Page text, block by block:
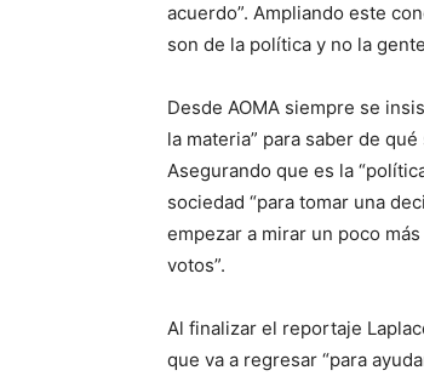
acuerdo”. Ampliando este
son de la política y no la
Desde AOMA siempre se
la materia” para saber de
Asegurando que es la
sociedad “para tomar una
empezar a mirar un poco
votos”.
Al finalizar el reportaje
que va a regresar “para